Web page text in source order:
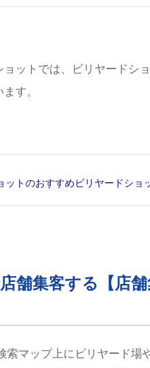
ョットでは、ビリヤードシ
す。
ットのおすすめビリヤードショ
舗集客する【店
索マップ上にビリヤード場